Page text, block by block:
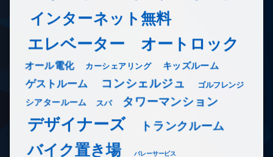
インターネット無料
エレベーター オートロック
オール電化 カーシェアリング キッズルーム
ゲストルーム コンシェルジュ ゴルフレンジ
シアタールーム スパ タワーマンション
デザイナーズ トランクルーム
バイク置き場 バレーサービス